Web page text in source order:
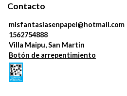
Contacto
misfantasiasenpapel@hotmail.com
1562754888
Villa Maipu, San Martin
Botón de arrepentimiento